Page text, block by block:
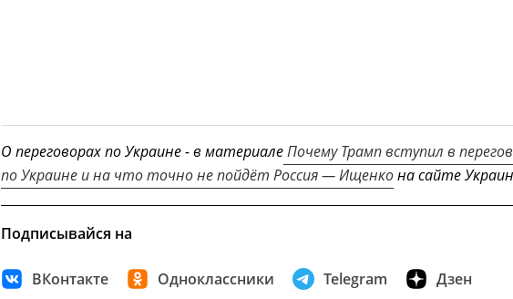
О переговорах по Украине - в материалеПочему Трамп вступил в
по Украине и на что точно не пойдёт Россия — Ищенкона сайте
Подписывайся на
ВКонтакте Одноклассники Telegram Дзен